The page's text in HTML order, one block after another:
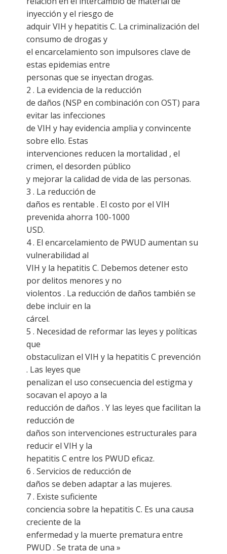
inyección y el riesgo de
adquir VIH y hepatitis C. La criminalización del
consumo de drogas y
el encarcelamiento son impulsores clave de
estas epidemias entre
personas que se inyectan drogas.
2 . La evidencia de la reducción
de daños (NSP en combinación con OST) para
evitar las infecciones
de VIH y hay evidencia amplia y convincente
sobre ello. Estas
intervenciones reducen la mortalidad , el
crimen, el desorden público
y mejorar la calidad de vida de las personas.
3 . La reducción de
daños es rentable . El costo por el VIH
prevenida ahorra 100-1000
USD.
4 . El encarcelamiento de PWUD aumentan su
vulnerabilidad al
VIH y la hepatitis C. Debemos detener esto
por delitos menores y no
violentos . La reducción de daños también se
debe incluir en la
cárcel.
5 . Necesidad de reformar las leyes y políticas
que
obstaculizan el VIH y la hepatitis C prevención
. Las leyes que
penalizan el uso consecuencia del estigma y
socavan el apoyo a la
reducción de daños . Y las leyes que facilitan la
reducción de
daños son intervenciones estructurales para
reducir el VIH y la
hepatitis C entre los PWUD eficaz.
6 . Servicios de reducción de
daños se deben adaptar a las mujeres.
7 . Existe suficiente
conciencia sobre la hepatitis C. Es una causa
creciente de la
enfermedad y la muerte prematura entre
PWUD . Se trata de una »